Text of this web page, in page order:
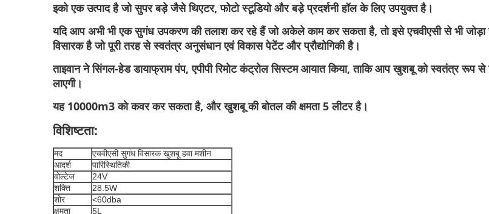
इको एक उत्पाद है जो सुपर बड़े जैसे थिएटर, फोटो स्टूडियो और बड़े प्रदर्शनी हॉल के लिए उपयुक्त है।
यदि आप अभी भी एक सुगंध उपकरण की तलाश कर रहे हैं जो अकेले काम कर सकता है, तो इसे एचवीएसी से भी जोड़ा
विसारक है जो पूरी तरह से स्वतंत्र अनुसंधान एवं विकास पेटेंट और प्रौद्योगिकी है।
ताइवान ने सिंगल-हेड डायाफ्राम पंप, एपीपी रिमोट कंट्रोल सिस्टम आयात किया, ताकि आप खुशबू को स्वतंत्र
लाएगी।
यह 10000m3 को कवर कर सकता है, और खुशबू की बोतल की क्षमता 5 लीटर है।
विशिष्टता:
मद
एचवीएसी सुगंध विसारक खुशबू हवा मशीन
आदर्श
पारिस्थितिकी
वोल्टेज
24V
शक्ति
28.5W
शोर
<60dba
क्षमता
5L